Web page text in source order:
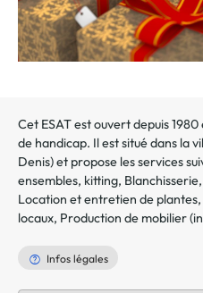
Cet ESAT est ouvert depuis
de handicap. Il est situé dans la
Denis) et propose les services
ensembles, kitting, Blanchisserie,
Location et entretien de
locaux, Production de mobilier
Infos légales